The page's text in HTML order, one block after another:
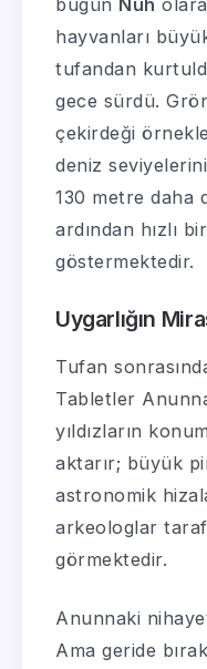
hayvanları
tufandan
gece sürdü.
çekirdeği
deniz
130 metre daha
ardından hızlı
göstermektedir.
Uygarlığın
Tufan
Tabletler
yıldızların
aktarır; büyük
astronomik
arkeologlar
görmektedir.
Anunnaki
Ama geride